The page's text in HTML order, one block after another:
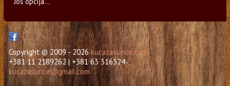
Copyright © 2009 - 2026kucazasunce.com
+381 11 2189262 | +381 63 316324
kucazasunce@gmail.com